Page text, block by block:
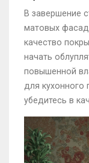
В завершение
матовых
качество
начать
повышенной
для кухонного
убедитесь в